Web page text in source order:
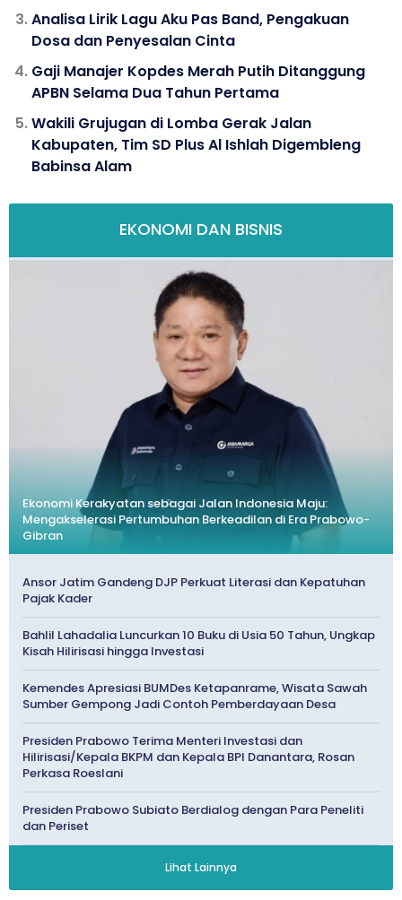
Analisa Lirik Lagu Aku Pas Band, Pengakuan
Dosa dan Penyesalan Cinta
Gaji Manajer Kopdes Merah Putih Ditanggung
APBN Selama Dua Tahun Pertama
Wakili Grujugan di Lomba Gerak Jalan
Kabupaten, Tim SD Plus Al Ishlah Digembleng
Babinsa Alam
EKONOMI DAN BISNIS
Ekonomi Kerakyatan sebagai Jalan Indonesia Maju:
Mengakselerasi Pertumbuhan Berkeadilan di Era Prabowo-
Gibran
Ansor Jatim Gandeng DJP Perkuat Literasi dan Kepatuhan
Pajak Kader
Bahlil Lahadalia Luncurkan 10 Buku di Usia 50 Tahun, Ungkap
Kisah Hilirisasi hingga Investasi
Kemendes Apresiasi BUMDes Ketapanrame, Wisata Sawah
Sumber Gempong Jadi Contoh Pemberdayaan Desa
Presiden Prabowo Terima Menteri Investasi dan
Hilirisasi/Kepala BKPM dan Kepala BPI Danantara, Rosan
Perkasa Roeslani
Presiden Prabowo Subiato Berdialog dengan Para Peneliti
dan Periset
Lihat Lainnya